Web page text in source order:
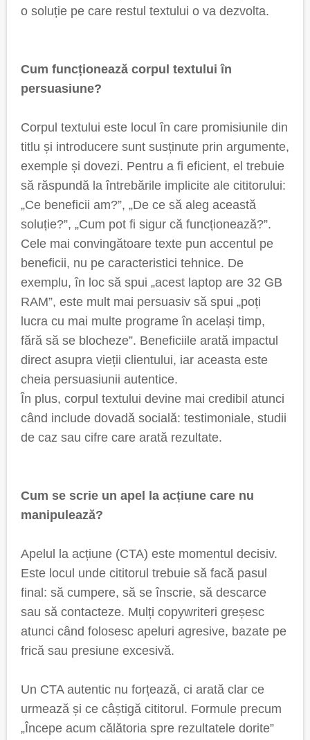
o soluție pe care restul textului o va dezvolta.
Cum funcționează corpul textului în
persuasiune?
Corpul textului este locul în care promisiunile din
titlu și introducere sunt susținute prin argumente,
exemple și dovezi. Pentru a fi eficient, el trebuie
să răspundă la întrebările implicite ale cititorului:
„Ce beneficii am?”, „De ce să aleg această
soluție?”, „Cum pot fi sigur că funcționează?”.
Cele mai convingătoare texte pun accentul pe
beneficii, nu pe caracteristici tehnice. De
exemplu, în loc să spui „acest laptop are 32 GB
RAM”, este mult mai persuasiv să spui „poți
lucra cu mai multe programe în același timp,
fără să se blocheze”. Beneficiile arată impactul
direct asupra vieții clientului, iar aceasta este
cheia persuasiunii autentice.
În plus, corpul textului devine mai credibil atunci
când include dovadă socială: testimoniale, studii
de caz sau cifre care arată rezultate.
Cum se scrie un apel la acțiune care nu
manipulează?
Apelul la acțiune (CTA) este momentul decisiv.
Este locul unde cititorul trebuie să facă pasul
final: să cumpere, să se înscrie, să descarce
sau să contacteze. Mulți copywriteri greșesc
atunci când folosesc apeluri agresive, bazate pe
frică sau presiune excesivă.
Un CTA autentic nu forțează, ci arată clar ce
urmează și ce câștigă cititorul. Formule precum
„Începe acum călătoria spre rezultatele dorite”